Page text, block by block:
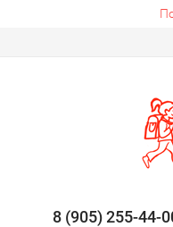
8 (905) 255-44-